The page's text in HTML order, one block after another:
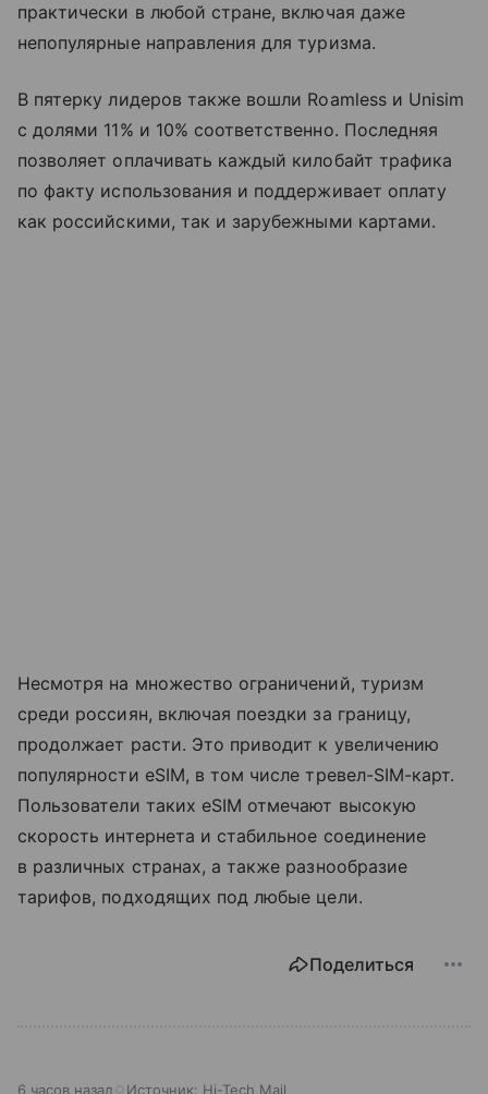
практически в любой стране, включая даже
непопулярные направления для туризма.
В пятерку лидеров также вошли Roamless и Unisim
с долями 11% и 10% соответственно. Последняя
позволяет оплачивать каждый килобайт трафика
по факту использования и поддерживает оплату
как российскими, так и зарубежными картами.
Несмотря на множество ограничений, туризм
среди россиян, включая поездки за границу,
продолжает расти. Это приводит к увеличению
популярности eSIM, в том числе тревел-SIM-карт.
Пользователи таких eSIM отмечают высокую
скорость интернета и стабильное соединение
в различных странах, а также разнообразие
тарифов, подходящих под любые цели.
Поделиться
6 часов назад Источник: Hi-Tech Mail